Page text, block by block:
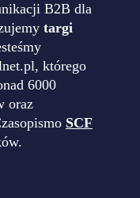
B2B dla
targi
którego
6000
oraz
SCF